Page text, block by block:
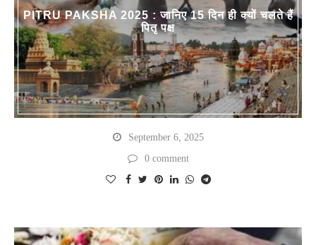
PITRU PAKSHA 2025 : जानिए 15 दिन ही क्यों चलते हैं
पितृ पक्ष
September 6, 2025
0 comment